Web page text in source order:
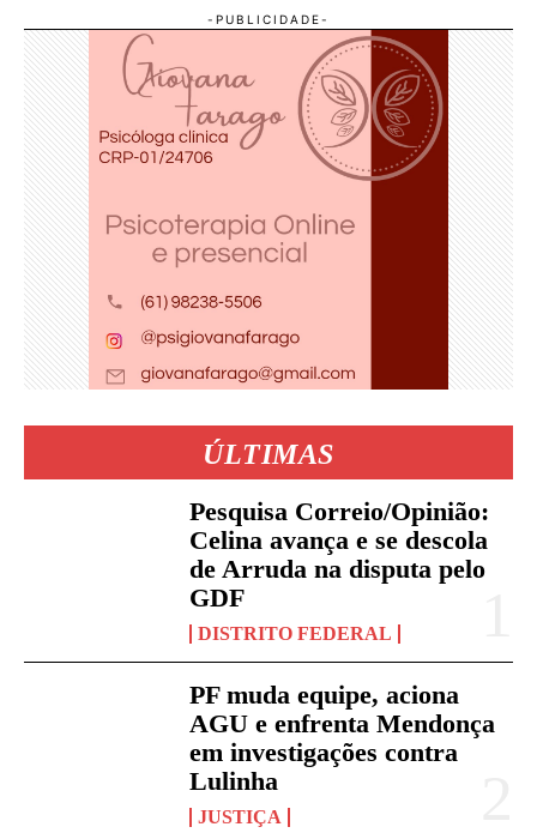
ÚLTIMAS
Pesquisa Correio/Opinião:
Celina avança e se descola
de Arruda na disputa pelo
GDF
DISTRITO FEDERAL
PF muda equipe, aciona
AGU e enfrenta Mendonça
em investigações contra
Lulinha
JUSTIÇA